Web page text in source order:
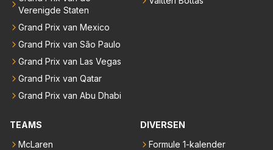
Verenigde Staten
Grand Prix van Mexico
Grand Prix van São Paulo
Grand Prix van Las Vegas
Grand Prix van Qatar
Grand Prix van Abu Dhabi
TEAMS
McLaren
DIVERSEN
Formule 1-kalender